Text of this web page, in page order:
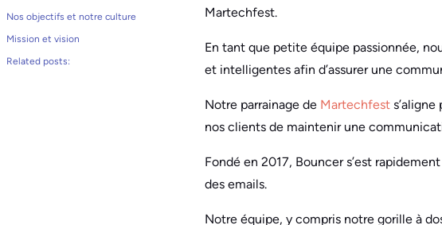
Nos objectifs et notre culture
Mission et vision
Related posts:
Martechfest.
En tant que petite équipe passionnée,
et intelligentes afin d’assurer une
Notre parrainage de Martechfest
nos clients de maintenir une
Fondé en 2017, Bouncer s’est
des emails.
Notre équipe, y compris notre gorille à